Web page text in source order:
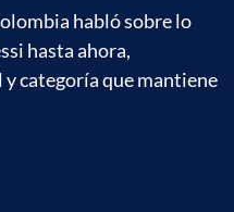
habló sobre lo
hasta ahora,
categoría que mantiene